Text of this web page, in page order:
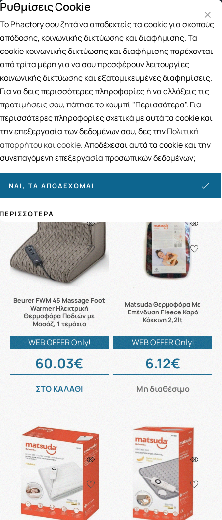
Δωρεάν μεταφορικά για αγορές άνω των 49€
Αναζήτηση
Αρχική / ΦΑΡΜΑΚΕΙΟ / Ιατρικά Είδη /
Ηλεκτρικές Θερμοφόρες-Υποστρώματα
Ηλεκτρικές Θερμοφόρες-
Υποστρώματα
ΠΡΟΪΟΝΤΑ
Ταξινόμηση Προβολή
Beurer FWM 45 Massage Foot
Warmer Ηλεκτρική
Θερμοφόρα Ποδιών με
Μασάζ, 1 τεμάχιο
WEB OFFER Only!
60.03€
ΣΤΟ ΚΑΛΑΘΙ
Matsuda Θερμοφόρα Με
Επένδυση Fleece Καρό
Κόκκινη 2,2lt
WEB OFFER Only!
6.12€
Μη διαθέσιμο
Ρυθμίσεις Cookie
Το Phactory σου ζητά να αποδεχτείς τα cookie για σκοπούς
απόδοσης, κοινωνικής δικτύωσης και διαφήμισης. Τα
cookie κοινωνικής δικτύωσης και διαφήμισης παρέχονται
από τρίτα μέρη για να σου προσφέρουν λειτουργίες
κοινωνικής δικτύωσης και εξατομικευμένες διαφημίσεις.
Για να δεις περισσότερες πληροφορίες ή να αλλάξεις τις
προτιμήσεις σου, πάτησε το κουμπί "Περισσότερα". Για
περισσότερες πληροφορίες σχετικά με αυτά τα cookie και
την επεξεργασία των δεδομένων σου, δες τηνΠολιτική
απορρήτου και cookie. Αποδέχεσαι αυτά τα cookie και την
συνεπαγόμενη επεξεργασία προσωπικών δεδομένων;
ΝΑΙ, ΤΑ ΑΠΟΔΈΧΟΜΑΙ
ΠΕΡΙΣΣΌΤΕΡΑ